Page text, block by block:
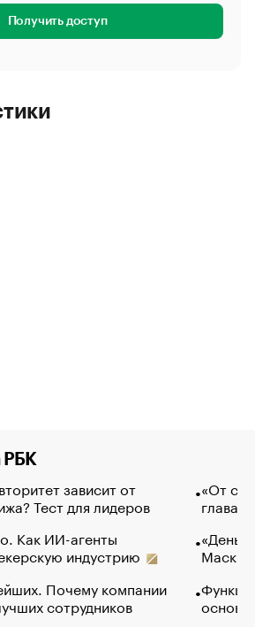
Получить доступ
РБК
зависит от
Тест для лидеров
Как ИИ-агенты
индустрию
Почему компании
сотрудников
«От
глава
Маск в
основ